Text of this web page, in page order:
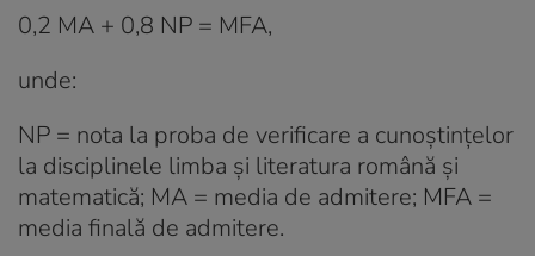
0,2 MA + 0,8 NP = MFA,
unde:
NP = nota la proba de verificare a cunoştinţelor
la disciplinele limba şi literatura română şi
matematică; MA = media de admitere; MFA =
media finală de admitere.